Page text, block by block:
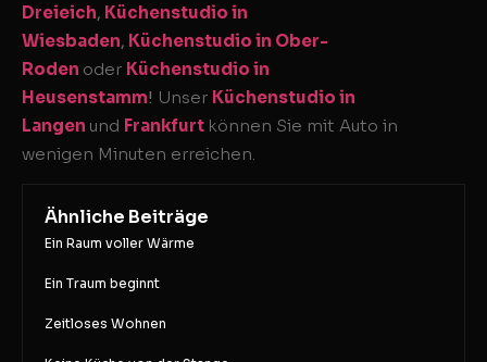
Dreieich, Küchenstudio in
Wiesbaden, Küchenstudio in Ober-
Roden oder Küchenstudio in
Heusenstamm! Unser Küchenstudio in
Langen und Frankfurt können Sie mit Auto in
wenigen Minuten erreichen.
Ähnliche Beiträge
Ein Raum voller Wärme
Ein Traum beginnt
Zeitloses Wohnen